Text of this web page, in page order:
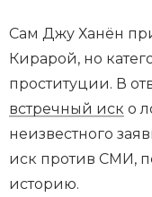
Сам Джу Ханён
Кирарой, но
проституции. В
встречный иск о
неизвестного
иск против СМИ,
историю.